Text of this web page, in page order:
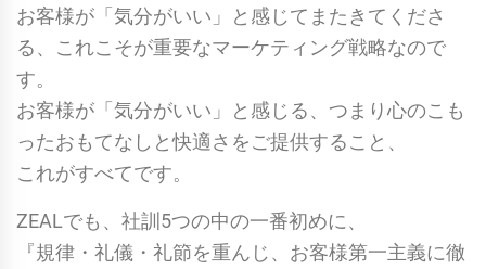
お客様が「気分がいい」と感じてまたきてくださ
る、これこそが重要なマーケティング戦略なので
す。
お客様が「気分がいい」と感じる、つまり心のこも
ったおもてなしと快適さをご提供すること、
これがすべてです。
ZEALでも、社訓5つの中の一番初めに、
『規律・礼儀・礼節を重んじ、お客様第一主義に徹